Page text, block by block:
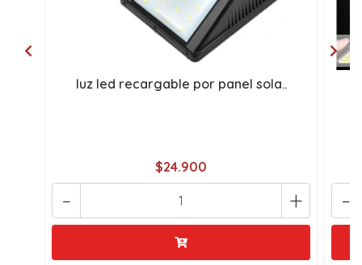
luz led recargable por panel sola..
$24.900
+
- -